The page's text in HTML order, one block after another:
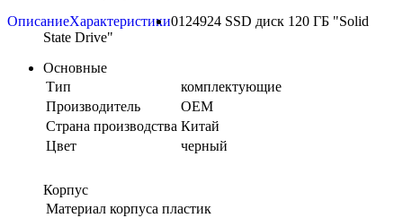
ОписаниеХарактеристики0124924 SSD диск 120 ГБ "Solid
State Drive"
Основные
Тип
комплектующие
Производитель
OEM
Страна производства Китай
Цвет
черный
Корпус
Материал корпуса пластик